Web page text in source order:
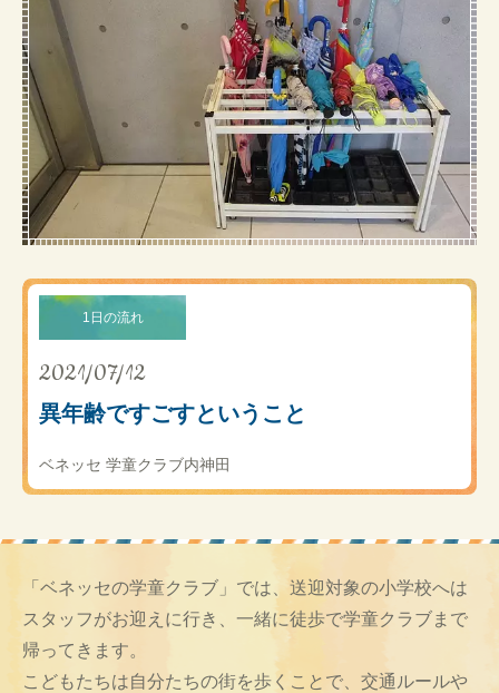
1日の流れ
2021/07/12
異年齢ですごすということ
ベネッセ 学童クラブ内神田
「ベネッセの学童クラブ」では、送迎対象の小学校へは
スタッフがお迎えに行き、一緒に徒歩で学童クラブまで
帰ってきます。
こどもたちは自分たちの街を歩くことで、交通ルールや